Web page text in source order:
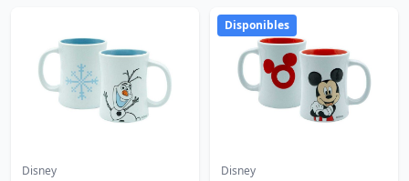
Disney
Disponibles
Disney